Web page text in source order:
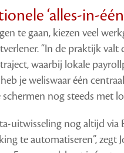
‘alles-in-
te gaan, kiezen veel
“In de praktijk valt
waarbij lokale
je weliswaar één
nog steeds met
uitwisseling nog altijd via
te automatiseren”, zegt